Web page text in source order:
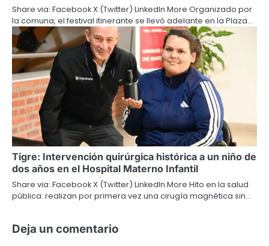
Share via: Facebook X (Twitter) LinkedIn More Organizado por
la comuna, el festival itinerante se llevó adelante en la Plaza…
Tigre: Intervención quirúrgica histórica a un niño de
dos años en el Hospital Materno Infantil
Share via: Facebook X (Twitter) LinkedIn More Hito en la salud
pública: realizan por primera vez una cirugía magnética sin…
Deja un comentario